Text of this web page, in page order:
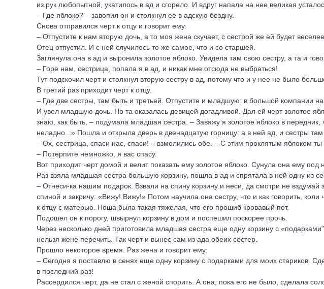
из рук любопытной, укатилось в ад и сгорело. И вдруг напала на нее великая
– Где яблоко? – завопил он и столкнул ее в адскую бездну.
Снова отправился черт к отцу и говорит ему:
– Отпустите к нам вторую дочь, а то моя жена скучает, с сестрой же ей будет веселее.
Отец отпустил. И с ней случилось то же самое, что и со старшей.
Заглянула она в ад и выронила золотое яблоко. Увидела там свою сестру, а та и
– Горе нам, сестрица, попала я в ад, и никак мне отсюда не выбраться!
Тут подскочил черт и столкнул вторую сестру в ад, потому что и у нее не было
В третий раз приходит черт к отцу.
– Где две сестры, там быть и третьей. Отпустите и младшую: в большой компании
И увел младшую дочь. Но та оказалась девицей догадливой. Дал ей черт золотое
знаю, как быть, – подумала младшая сестра. – Завяжу я золотое яблоко в
неладно...» Пошла и открыла дверь в двенадцатую горницу: а в ней ад, и сестры там
– Ох, сестрица, спаси нас, спаси! – взмолились обе. – С этим проклятым яблоком
– Потерпите немножко, я вас спасу.
Вот приходит черт домой и велит показать ему золотое яблоко. Сунула она ему под
Раз взяла младшая сестра большую корзину, пошла в ад и спрятала в ней одну из
– Отнеси-ка нашим подарок. Взвали на спину корзину и неси, да смотри не вздумай
спиной и закричу: «Вижу! Вижу!» Потом научила она сестру, что и как говорить,
к отцу с матерью. Ноша была такая тяжелая, что его прошиб кровавый пот.
Подошел он к порогу, швырнул корзину в дом и поспешил поскорее прочь.
Через несколько дней приготовила младшая сестра еще одну корзину с
нельзя жене перечить. Так черт и вынес сам из ада обеих сестер.
Прошло некоторое время. Раз жена и говорит ему:
– Сегодня я поставлю в сенях еще одну корзину с подарками для моих стариков.
в последний раз!
Рассердился черт, да не стал с женой спорить. А она, пока его не было, сделала